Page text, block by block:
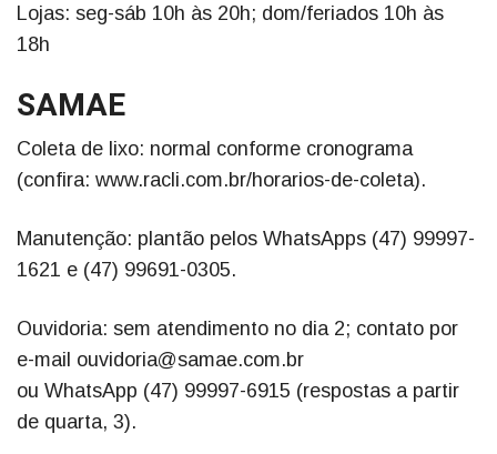
Lojas: seg-sáb 10h às 20h; dom/feriados 10h às
18h
SAMAE
Coleta de lixo: normal conforme cronograma
(confira: www.racli.com.br/horarios-de-coleta).
Manutenção: plantão pelos WhatsApps (47) 99997-
1621 e (47) 99691-0305.
Ouvidoria: sem atendimento no dia 2; contato por
e-mail ouvidoria@samae.com.br
ou WhatsApp (47) 99997-6915 (respostas a partir
de quarta, 3).